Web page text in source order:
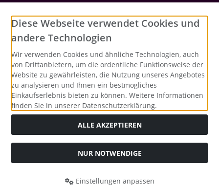
Social Media
Alle Preise inkl. gesetzl. MwSt. zzgl.Versandkosten
durchgestrichenen Preise entsprechen dem bisherigen Preis
Diese Webseite verwendet Cookies und
andere Technologien
Wir verwenden Cookies und ähnliche Technologien, auch
von Drittanbietern, um die ordentliche Funktionsweise der
Website zu gewährleisten, die Nutzung unseres Angebotes
zu analysieren und Ihnen ein bestmögliches
Einkaufserlebnis bieten zu können. Weitere Informationen
finden Sie in unserer Datenschutzerklärung.
ALLE AKZEPTIEREN
NUR NOTWENDIGE
Einstellungen anpassen